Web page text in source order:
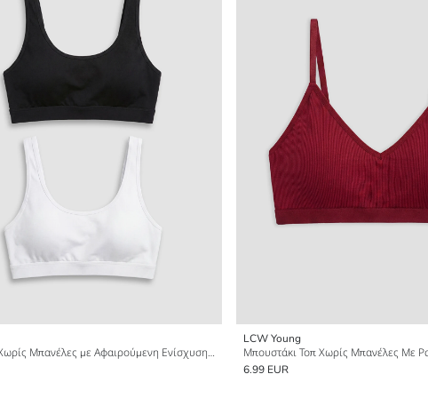
Μπουστάκι Χωρίς Μπανέλες με Αφαιρούμενη Ενίσχυση 2-Πακέτο
LCW Young
6.99 EUR